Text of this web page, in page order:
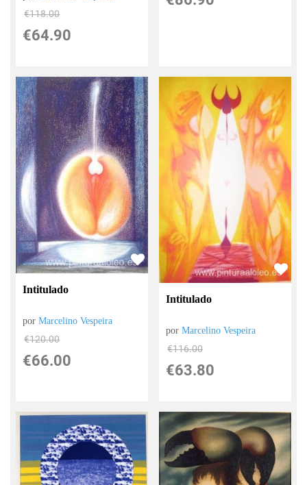
€118.00
€64.90
Intitulado
porMarcelino Vespeira
€120.00
€66.00
Intitulado
porMarcelino Vespeira
€116.00
€63.80